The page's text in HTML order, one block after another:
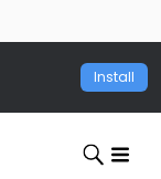
Install